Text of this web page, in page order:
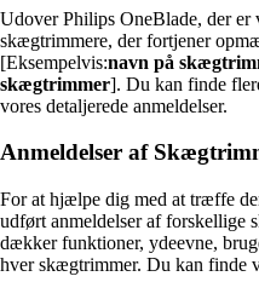
Udover Philips OneBlade, der er
skægtrimmere, der fortjener
[Eksempelvis:navn på
skægtrimmer]. Du kan finde
vores detaljerede anmeldelser.
Anmeldelser af
For at hjælpe dig med at træffe
udført anmeldelser af forskellige
dækker funktioner, ydeevne,
hver skægtrimmer. Du kan finde